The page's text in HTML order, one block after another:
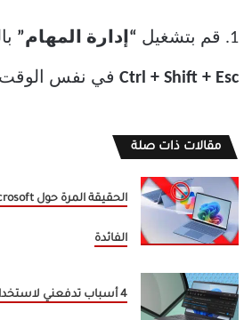
1. قم بتشغيل “إدارة المهام”
Ctrl + Shift + Esc في نفس
مقالات ذات صلة
الفائدة